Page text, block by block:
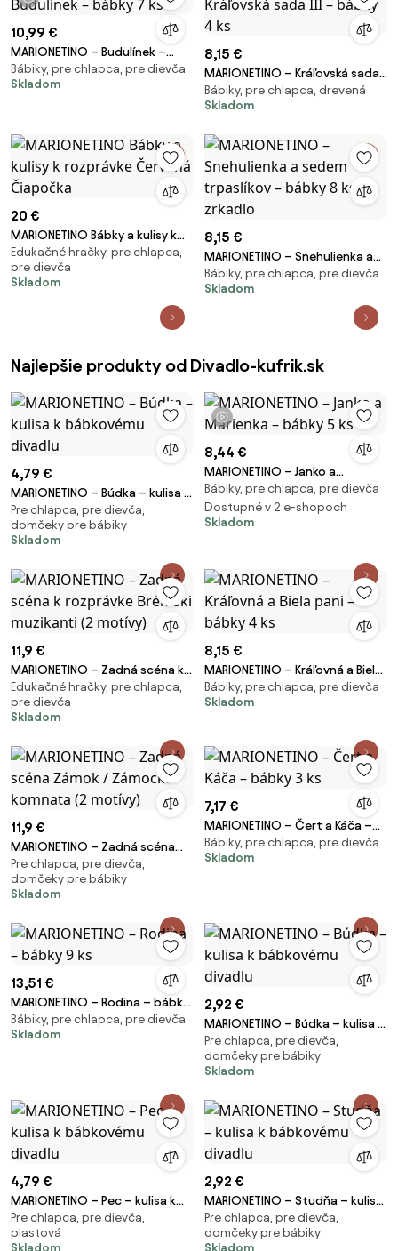
10,99 €
MARIONETINO – Budulínek –
bábky 7 ks
Bábiky, pre chlapca, pre dievča
Skladom
8,15 €
MARIONETINO – Kráľovská sada
III – bábky 4 ks
Bábiky, pre chlapca, drevená
Skladom
20 €
MARIONETINO Bábky a kulisy k
rozprávke Červená Čiapočka
Edukačné hračky, pre chlapca,
pre dievča
Skladom
8,15 €
MARIONETINO – Snehulienka a
sedem trpaslíkov – bábky 8 ks +
zrkadlo
Bábiky, pre chlapca, pre dievča
Skladom
Najlepšie produkty od Divadlo-kufrik.sk
4,79 €
MARIONETINO – Búdka – kulisa k
bábkovému divadlu
Pre chlapca, pre dievča,
domčeky pre bábiky
Skladom
1 video
8,44 €
MARIONETINO – Janko a
Marienka – bábky 5 ks
Bábiky, pre chlapca, pre dievča
Dostupné v 2 e-shopoch
Skladom
11,9 €
MARIONETINO – Zadná scéna k
rozprávke Brémski muzikanti (2
motívy)
Edukačné hračky, pre chlapca,
pre dievča
Skladom
8,15 €
MARIONETINO – Kráľovná a Biela
pani – bábky 4 ks
Bábiky, pre chlapca, pre dievča
Skladom
11,9 €
MARIONETINO – Zadná scéna
Zámok / Zámocká komnata (2
motívy)
Pre chlapca, pre dievča,
domčeky pre bábiky
Skladom
7,17 €
MARIONETINO – Čert a Káča –
bábky 3 ks
Bábiky, pre chlapca, pre dievča
Skladom
13,51 €
MARIONETINO – Rodina – bábky
9 ks
Bábiky, pre chlapca, pre dievča
Skladom
2,92 €
MARIONETINO – Búdka – kulisa k
bábkovému divadlu
Pre chlapca, pre dievča,
domčeky pre bábiky
Skladom
4,79 €
MARIONETINO – Pec – kulisa k
bábkovému divadlu
Pre chlapca, pre dievča,
plastová
Skladom
2,92 €
MARIONETINO – Studňa – kulisa
k bábkovému divadlu
Pre chlapca, pre dievča,
domčeky pre bábiky
Skladom